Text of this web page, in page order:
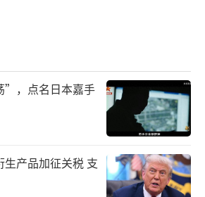
”，点名日本嘉手
产品加征关税 支